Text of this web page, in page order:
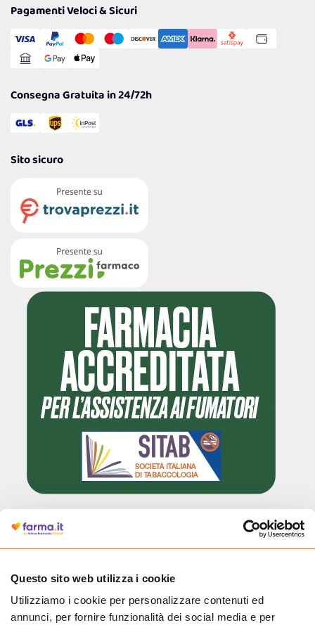
Questo sito web utilizza i cookie
Utilizziamo i cookie per personalizzare contenuti ed
annunci, per fornire funzionalità dei social media e per
Cookie Policy
Gestisci Cookie
Reso Facile e Veloce
Pagamenti Veloci & Sicuri
Consegna Gratuita in 24/72h
Sito sicuro
autorizzata dal Ministero della Salute a effettuare la vendita online di